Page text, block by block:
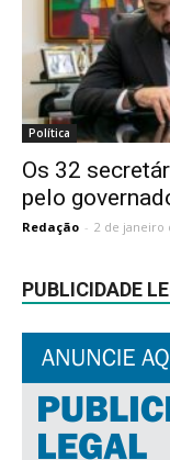
Política
Os 32
pelo
Redação - 2 de janeiro
PUBLICIDADE